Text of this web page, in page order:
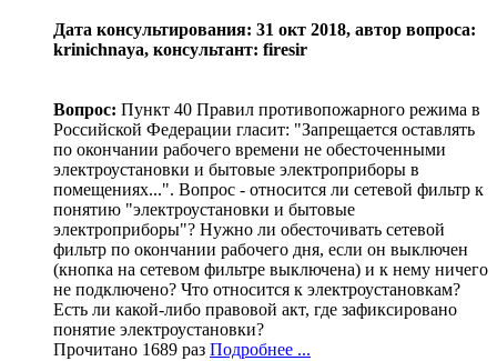
Дата консультирования: 31 окт 2018, автор вопроса:
krinichnaya, консультант: firesir
Вопрос: Пункт 40 Правил противопожарного режима в
Российской Федерации гласит: "Запрещается оставлять
по окончании рабочего времени не обесточенными
электроустановки и бытовые электроприборы в
помещениях...". Вопрос - относится ли сетевой фильтр к
понятию "электроустановки и бытовые
электроприборы"? Нужно ли обесточивать сетевой
фильтр по окончании рабочего дня, если он выключен
(кнопка на сетевом фильтре выключена) и к нему ничего
не подключено? Что относится к электроустановкам?
Есть ли какой-либо правовой акт, где зафиксировано
понятие электроустановки?
Прочитано 1689 раз Подробнее ...